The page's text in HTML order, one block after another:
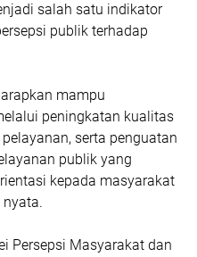
salah satu indikator
publik terhadap
mampu
peningkatan kualitas
serta penguatan
publik yang
kepada masyarakat
Persepsi Masyarakat dan